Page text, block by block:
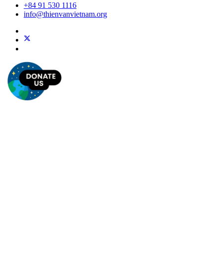
+84 91 530 1116
info@thienvanvietnam.org